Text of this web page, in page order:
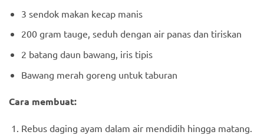
3 sendok makan kecap manis
200 gram tauge, seduh dengan air panas dan tiriskan
2 batang daun bawang, iris tipis
Bawang merah goreng untuk taburan
Cara membuat:
Rebus daging ayam dalam air mendidih hingga matang.